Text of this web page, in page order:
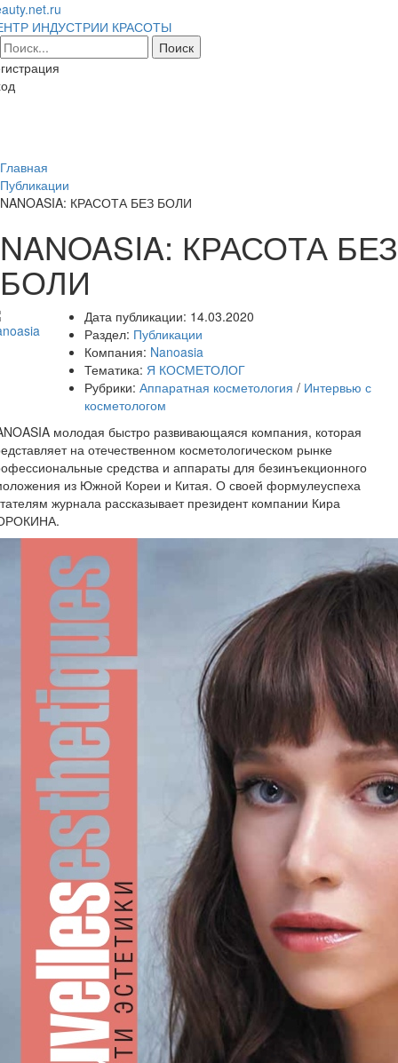
ИНДУСТРИИ КРАСОТЫ
Главная
Публикации
NANOASIA: КРАСОТА БЕЗ БОЛИ
NANOASIA: КРАСОТА БЕЗ
БОЛИ
Дата публикации: 14.03.2020
Раздел: Публикации
Компания: Nanoasia
Тематика: Я КОСМЕТОЛОГ
Рубрики: Аппаратная косметология / Интервью с
косметологом
молодая быстро развивающаяся компания, которая
на отечественном косметологическом рынке
средства и аппараты для безинъекционного
из Южной Кореи и Китая. О своей формулеуспеха
журнала рассказывает президент компании Кира